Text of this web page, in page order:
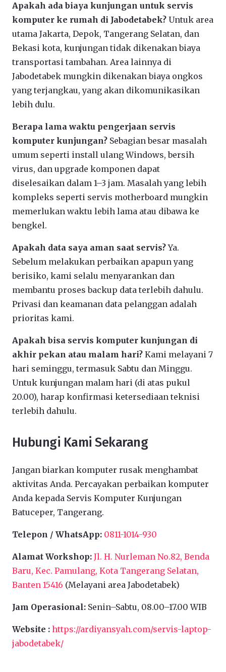
Apakah ada biaya kunjungan untuk servis
komputer ke rumah di Jabodetabek? Untuk area
utama Jakarta, Depok, Tangerang Selatan, dan
Bekasi kota, kunjungan tidak dikenakan biaya
transportasi tambahan. Area lainnya di
Jabodetabek mungkin dikenakan biaya ongkos
yang terjangkau, yang akan dikomunikasikan
lebih dulu.
Berapa lama waktu pengerjaan servis
komputer kunjungan? Sebagian besar masalah
umum seperti install ulang Windows, bersih
virus, dan upgrade komponen dapat
diselesaikan dalam 1–3 jam. Masalah yang lebih
kompleks seperti servis motherboard mungkin
memerlukan waktu lebih lama atau dibawa ke
bengkel.
Apakah data saya aman saat servis?Ya.
Sebelum melakukan perbaikan apapun yang
berisiko, kami selalu menyarankan dan
membantu proses backup data terlebih dahulu.
Privasi dan keamanan data pelanggan adalah
prioritas kami.
Apakah bisa servis komputer kunjungan di
akhir pekan atau malam hari? Kami melayani 7
hari seminggu, termasuk Sabtu dan Minggu.
Untuk kunjungan malam hari (di atas pukul
20.00), harap konfirmasi ketersediaan teknisi
terlebih dahulu.
Hubungi Kami Sekarang
Jangan biarkan komputer rusak menghambat
aktivitas Anda. Percayakan perbaikan komputer
Anda kepada Servis Komputer Kunjungan
Batuceper, Tangerang.
Telepon / WhatsApp: 0811-1014-930
Alamat Workshop: Jl. H. Nurleman No.82, Benda
Baru, Kec. Pamulang, Kota Tangerang Selatan,
Banten 15416 (Melayani area Jabodetabek)
Jam Operasional: Senin–Sabtu, 08.00–17.00 WIB
Website : https://ardiyansyah.com/servis-laptop-
jabodetabek/